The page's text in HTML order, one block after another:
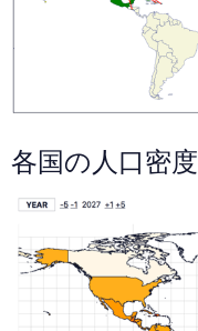
各国の人口密度